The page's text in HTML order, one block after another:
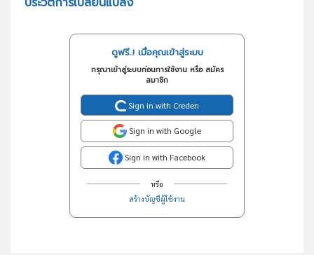
ดูฟรี..! เมื่อคุณเข้าสู่ระบบ
กรุณาเข้าสู่ระบบก่อนการใช้งาน หรือ สมัคร
สมาชิก
Sign in with Creden
Sign in with Google
Sign in with Facebook
หรือ
สร้างบัญชีผู้ใช้งาน